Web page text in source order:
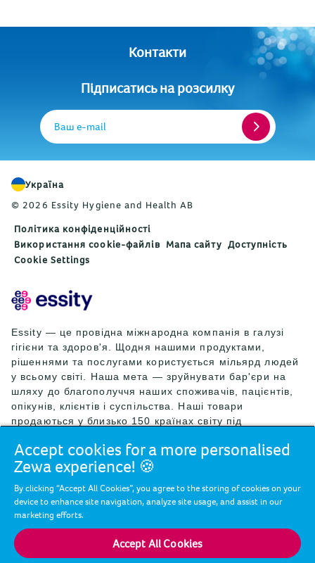
Контакти
Підписатись на розсилку
Ваш e-mail
Україна
© 2026 Essity Hygiene and Health AB
Політика конфіденційності
Використання cookie-файлів Мапа сайту Доступність
Cookie Settings
Essity — це провідна міжнародна компанія в галузі
гігієни та здоров'я. Щодня нашими продуктами,
рішеннями та послугами користується мільярд людей
у всьому світі. Наша мета — зруйнувати бар'єри на
шляху до благополуччя наших споживачів, пацієнтів,
опікунів, клієнтів і суспільства. Наші товари
продаються у близько 150 країнах світу під
також під іншими відомими брендами, як-от Actimove,
Cutimed, JOBST, Knix, Leukoplast, Libero, Libresse,
і Zewa. У 2024 році чистий обсяг продажів Essity
склав близько 146 млрд шведських крон (13 млрд
Штаб-квартира компанії розташована у Стокгольмі,
Швеція, а акції Essity котируються на біржі Nasdaq
Accept cookies for a more personalised
Zewa experience! 🍪
By clicking “Accept All Cookies”, you agree to the storing of cookies on your
device to enhance site navigation, analyze site usage, and assist in our
marketing efforts.
Accept All Cookies